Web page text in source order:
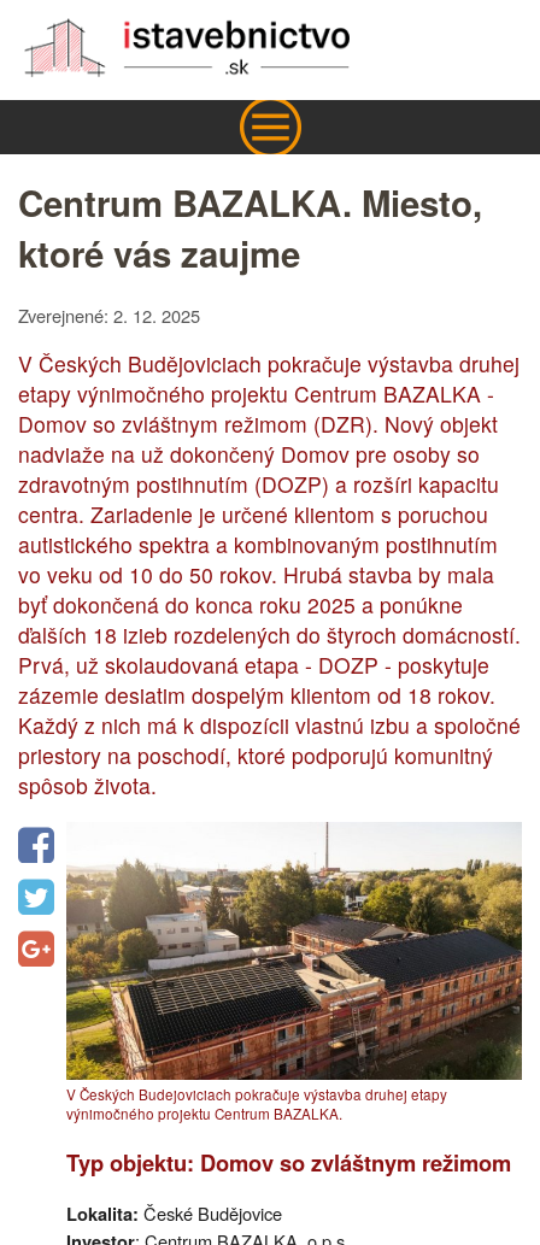
Centrum BAZALKA. Miesto,
ktoré vás zaujme
Zverejnené: 2. 12. 2025
V Českých Budějoviciach pokračuje výstavba druhej
etapy výnimočného projektu Centrum BAZALKA -
Domov so zvláštnym režimom (DZR). Nový objekt
nadviaže na už dokončený Domov pre osoby so
zdravotným postihnutím (DOZP) a rozšíri kapacitu
centra. Zariadenie je určené klientom s poruchou
autistického spektra a kombinovaným postihnutím
vo veku od 10 do 50 rokov. Hrubá stavba by mala
byť dokončená do konca roku 2025 a ponúkne
ďalších 18 izieb rozdelených do štyroch domácností.
Prvá, už skolaudovaná etapa - DOZP - poskytuje
zázemie desiatim dospelým klientom od 18 rokov.
Každý z nich má k dispozícii vlastnú izbu a spoločné
priestory na poschodí, ktoré podporujú komunitný
spôsob života.
V Českých Budejoviciach pokračuje výstavba druhej etapy
výnimočného projektu Centrum BAZALKA.
Typ objektu: Domov so zvláštnym režimom
Lokalita: České Budějovice